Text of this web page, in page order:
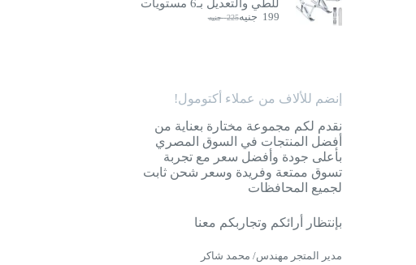
جنيه.
جنيه.
للطي والتعديل بـ6 مستويات
225 جنيهالسعر
199 جنيهالسعر
إنضم للألاف من عملاء أكتومول!
نقدم لكم مجموعة مختارة بعناية من
أفضل المنتجات في السوق المصري
بأعلى جودة وأفضل سعر مع تجربة
تسوق ممتعة وفريدة وسعر شحن ثابت
لجميع المحافظات
بإنتظار أرائكم وتجاربكم معنا
مدير المتجر مهندس/ محمد شاكر